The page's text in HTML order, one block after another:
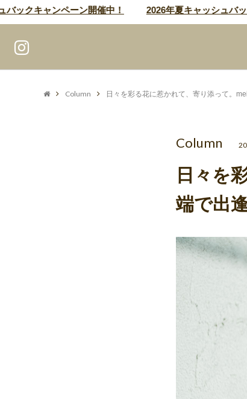
キャンペーン開催中！ 2026年夏キャッシュバックキ
Column 日々を彩る花に惹かれて、寄り添って。
Column
日々を
端で出